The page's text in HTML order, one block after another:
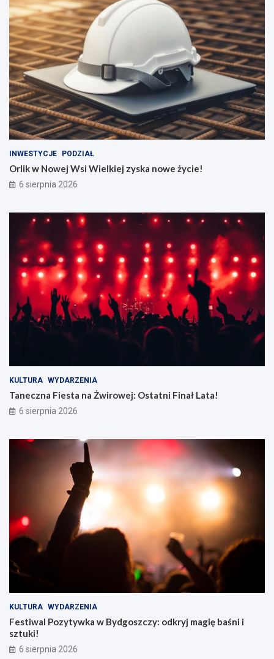
INWESTYCJE PODZIAŁ
Orlik w Nowej Wsi Wielkiej zyska nowe życie!
6 sierpnia 2026
KULTURA WYDARZENIA
Taneczna Fiesta na Żwirowej: Ostatni Finał Lata!
6 sierpnia 2026
KULTURA WYDARZENIA
Festiwal Pozytywka w Bydgoszczy: odkryj magię baśni i
sztuki!
6 sierpnia 2026